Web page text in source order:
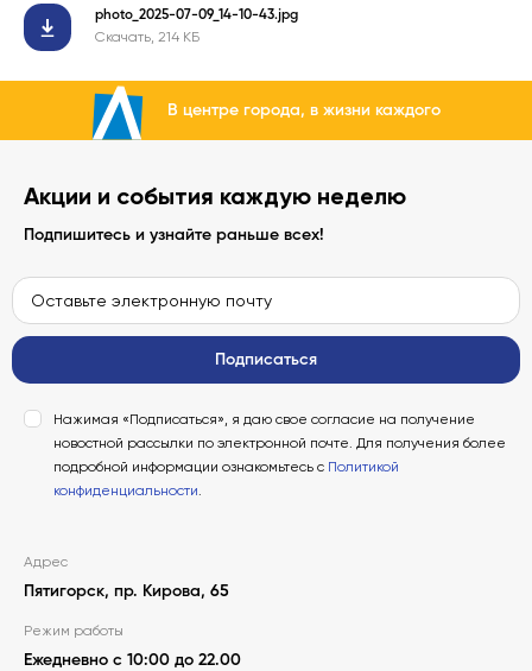
photo_2025-07-09_14-10-43.jpg
Скачать, 214 КБ
В центре города, в жизни каждого
Акции и события каждую неделю
Подпишитесь и узнайте раньше всех!
Подписаться
Нажимая «Подписаться», я даю свое согласие на получение
новостной рассылки по электронной почте. Для получения более
подробной информации ознакомьтесь с Политикой
конфиденциальности.
Адрес
Пятигорск, пр. Кирова, 65
Режим работы
Ежедневно с 10:00 до 22.00